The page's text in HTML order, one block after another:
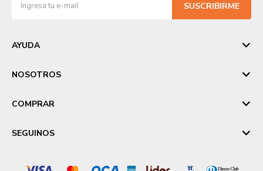
SUSCRIBIRME
AYUDA
NOSOTROS
COMPRAR
SEGUINOS